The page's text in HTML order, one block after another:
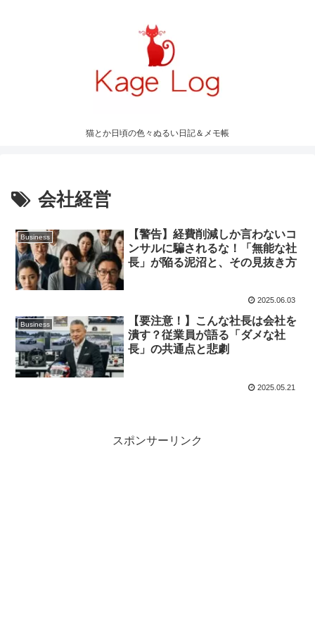
猫とか日頃の色々ぬるい日記＆メモ帳
会社経営
Business
【警告】経費削減しか言わないコ
ンサルに騙されるな！「無能な社
長」が陥る泥沼と、その見抜き方
2025.06.03
Business
【要注意！】こんな社長は会社を
潰す？従業員が語る「ダメな社
長」の共通点と悲劇
2025.05.21
スポンサーリンク